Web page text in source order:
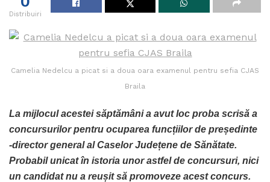
Distribuiri
Camelia Nedelcu a picat si a doua oara examenul pentru sefia CJAS
Braila
La mijlocul acestei săptămâni a avut loc proba scrisă a
concursurilor pentru ocuparea funcțiilor de președinte
-director general al Caselor Județene de Sănătate.
Probabil unicat în istoria unor astfel de concursuri, nici
un candidat nu a reușit să promoveze acest concurs.